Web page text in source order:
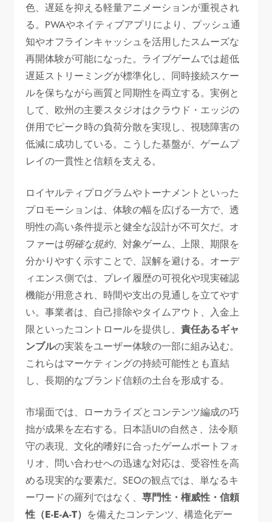
色、遅延を抑える軽量アニメーションが重視され
る。PWAやネイティブアプリにより、プッシュ通
知やオフラインキャッシュを活用したスムーズな
再開体験が可能になった。ライブゲームでは超低
遅延ストリーミングが標準化し、同時接続スケー
ルを保ちながら画質と同期性を両立する。実例と
して、欧州の主要スタジオはクラウド・エッジの
併用でピーク時の負荷分散を実現し、視聴障害の
低減に成功している。こうした基盤が、ゲームプ
レイの一貫性と信頼を支える。
ロイヤルティプログラムやトーナメントといった
プロモーションは、体験の幅を広げる一方で、透
明性の高い条件提示と健全な設計が不可欠だ。オ
ファーは明確な規約、対象ゲーム、上限、期限を
分かりやすく示すことで、誤解を避ける。オーデ
ィエンス側では、プレイ履歴の可視化や現実確認
機能が用意され、時間や支出の見通しを立てやす
い。事業者は、自己排除やタイムアウト、入金上
限といったコントロールを提供し、責任あるギャ
ンブルの実装をユーザー体験の一部に組み込む。
これらはマーケティングの持続可能性とも直結
し、長期的なブランド信頼の土台を形成する。
市場面では、ローカライズとコンテンツ編成の巧
拙が成果を左右する。日本語UIの自然さ、法令順
守の表現、文化的嗜好に合ったゲームポートフォ
リオ、問い合わせへの迅速な対応は、受容性を高
める現実的な要素だ。SEOの観点では、単なるキ
ーワードの羅列ではなく、専門性・権威性・信頼
性（E-E-A-T） を備えたコンテンツ、構造化デー